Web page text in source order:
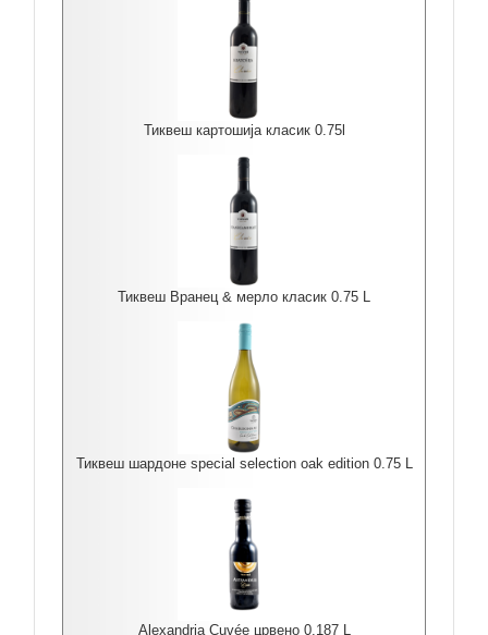
Тиквеш картошија класик 0.75l
Тиквеш Вранец & мерло класик 0.75 L
Тиквеш шардоне special selection oak edition 0.75 L
Alexandria Cuvée црвено 0.187 L